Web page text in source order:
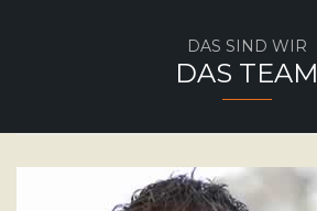
DAS SIND WIR
DAS TEAM